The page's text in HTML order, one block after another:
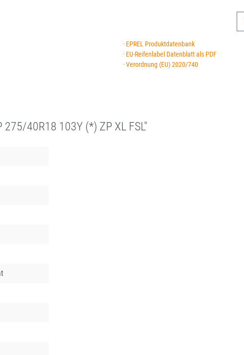
· EPREL Produktdatenbank
· EU-Reifenlabel Datenblatt als PDF
· Verordnung (EU) 2020/740
40R18 103Y (*) ZP XL FSL"